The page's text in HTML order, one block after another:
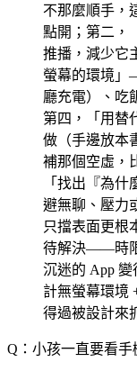
不那麼順手，
點開；第二，
推播，減少它
螢幕的環境
廳充電）、吃
第四，「用替
做（手邊放本
補那個空虛，
「找出『為
避無聊、壓力
只擋表面更根
待解決——時
沉迷的 App 變
計無螢幕環境
得過被設計來
Q：小孩一直要看手